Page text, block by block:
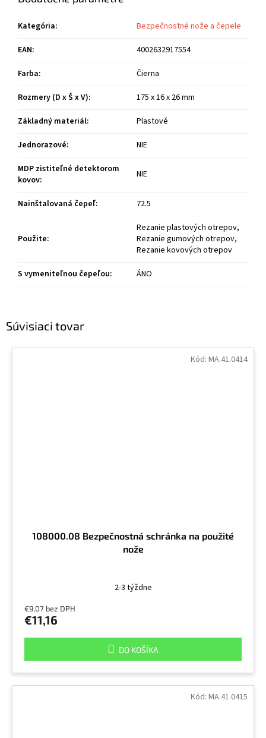
Súvisiaci tovar
108000.08 Bezpečnostná schránka na použité
nože
2-3 týždne
€9,07 bez DPH
€11,16
DO KOŠÍKA
Kód: MA.41.0414
Kód: MA.41.0415
Kategória:
Bezpečnostné nože a čepele
EAN:
4002632917554
Farba:
Čierna
Rozmery (D x Š x V):
175 x 16 x 26 mm
Základný materiál:
Plastové
Jednorazové:
NIE
MDP zistiteľné detektorom
kovov: NIE
Nainštalovaná čepeľ: 72.5
Použite:
Rezanie plastových otrepov,
Rezanie gumových otrepov,
Rezanie kovových otrepov
S vymeniteľnou čepeľou: ÁNO